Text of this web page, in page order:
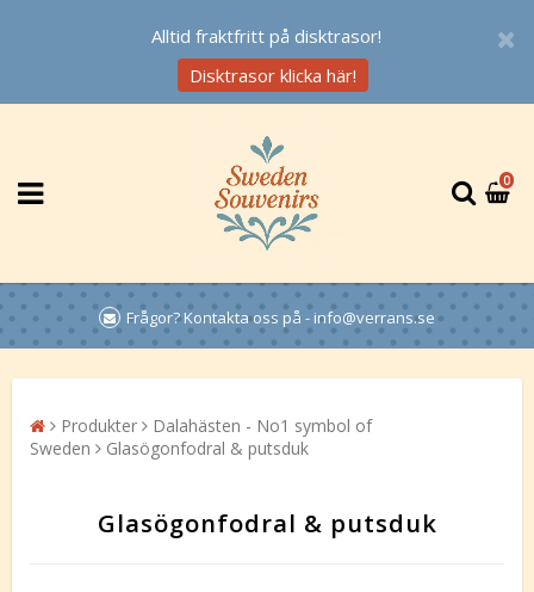
Alltid fraktfritt på disktrasor!
Disktrasor klicka här!
0
Frågor? Kontakta oss på - info@verrans.se
Produkter
Dalahästen - No1 symbol of
Sweden
Glasögonfodral & putsduk
Glasögonfodral & putsduk